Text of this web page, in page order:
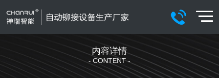
内容详情
- CONTENT -